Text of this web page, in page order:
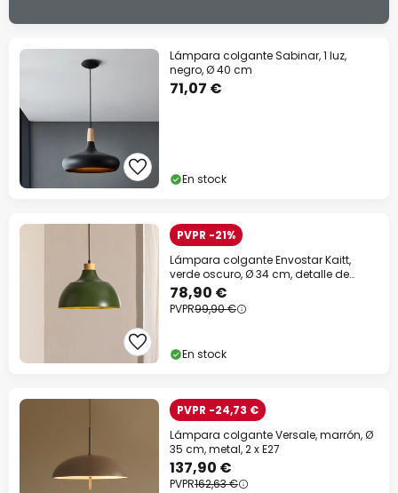
Lámpara colgante Sabinar, 1 luz,
negro, Ø 40 cm
71,07 €
En stock
PVPR -21%
Lámpara colgante Envostar Kaitt,
verde oscuro, Ø 34 cm, detalle de
madera
78,90 €
PVPR99,90 €
En stock
PVPR -24,73 €
Lámpara colgante Versale, marrón, Ø
35 cm, metal, 2 x E27
137,90 €
PVPR162,63 €